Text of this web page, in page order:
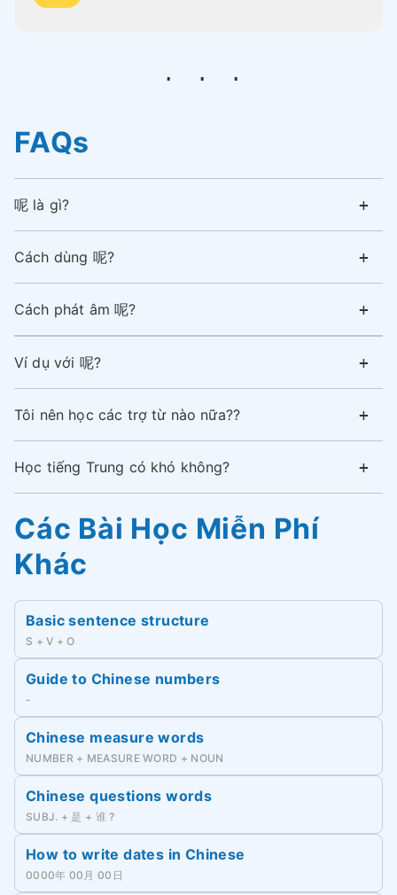
FAQs
呢 là gì?
Cách dùng 呢?
Cách phát âm 呢?
Ví dụ với 呢?
Tôi nên học các trợ từ nào nữa??
Học tiếng Trung có khó không?
Các Bài Học Miễn Phí
Khác
Basic sentence structure
S + V + O
Guide to Chinese numbers
-
Chinese measure words
NUMBER + MEASURE WORD + NOUN
Chinese questions words
SUBJ. + 是 + 谁 ?
How to write dates in Chinese
0000年 00月 00日